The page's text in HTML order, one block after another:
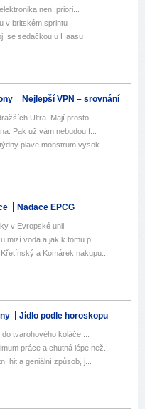
není priori...
v britském sprintu
se sedačkou u Haasu
Nejlepší VPN – srovnání
Ultra. Mají prosto...
Pak už vám nebudou f...
plave monstrum vysok...
Nadace EPCG
v Evropské unii
mizí voda a jak k tomu p...
a Komárek nakupu...
Jídlo podle horoskopu
tvarohového koláče,...
práce a chutná lépe než...
hit a geniální způsob, j...